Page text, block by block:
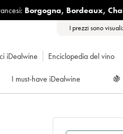
Borgogna, Bordeaux,
I prezzi sono
iDealwine Enciclopedia del vino
I must-have iDealwine 🍇